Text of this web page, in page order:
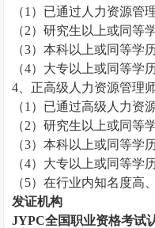
（1）已通过 人力资源管
（2）研究生以上或同等
（3）本科以上或同等学
（4）大专以上或同等学
4、正高级 人力资源管理
（1）已通过高级 人力资
（2）研究生以上或同等
（3）本科以上或同等学
（4）大专以上或同等学
（5）在行业内知名度高
发证机构
JYPC全国职业资格考试